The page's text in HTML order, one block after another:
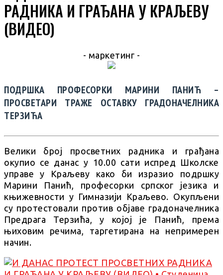
РАДНИКА И ГРАЂАНА У КРАЉЕВУ
(ВИДЕО)
- маркетинг -
ПОДРШКА ПРОФЕСОРКИ МАРИНИ ПАНИЋ –
ПРОСВЕТАРИ ТРАЖЕ ОСТАВКУ ГРАДОНАЧЕЛНИКА
ТЕРЗИЋА
Велики број просветних радника и грађана
окупио се данас у 10.00 сати испред Школске
управе у Краљеву како би изразио подршку
Марини Панић, професорки српског језика и
књижевности у Гимназији Краљево. Окупљени
су протестовали против објаве градоначелника
Предрага Терзића, у којој је Панић, према
њиховим речима, таргетирана на непримерен
начин.